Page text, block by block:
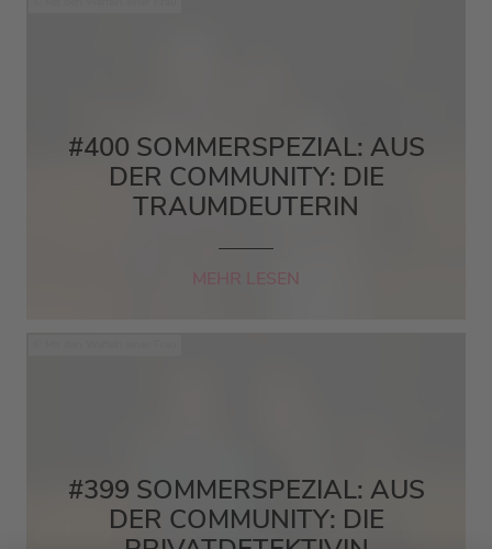
#400 SOMMERSPEZIAL: AUS
DER COMMUNITY: DIE
TRAUMDEUTERIN
MEHR LESEN
#399 SOMMERSPEZIAL: AUS
DER COMMUNITY: DIE